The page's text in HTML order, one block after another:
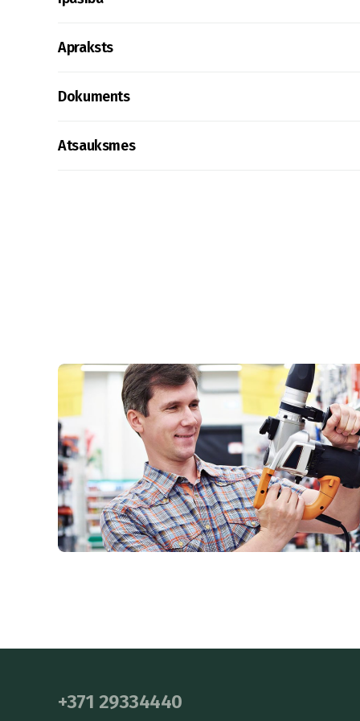
Apraksts
Dokuments
Atsauksmes
+371 29334440